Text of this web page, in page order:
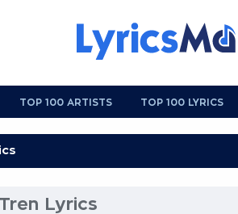
TOP 100 ARTISTS TOP 100 LYRICS
Lyrics